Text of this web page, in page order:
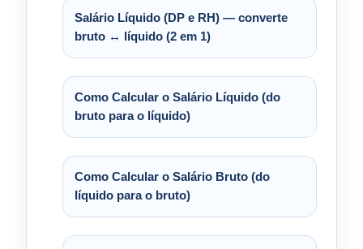
Salário Líquido (DP e RH) — converte
bruto ↔ líquido (2 em 1)
Como Calcular o Salário Líquido (do
bruto para o líquido)
Como Calcular o Salário Bruto (do
líquido para o bruto)